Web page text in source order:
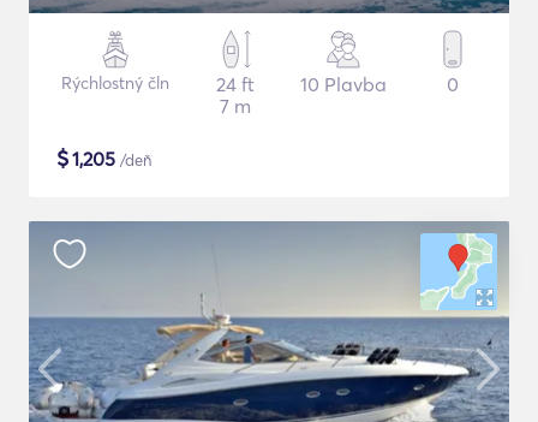
Rýchlostný čln
24 ft
7 m
10 Plavba 0
$1,205 /deň